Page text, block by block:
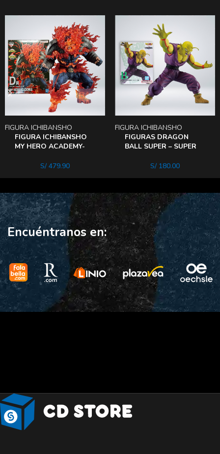
FIGURA ICHIBANSHO
MY HERO ACADEMY-
FIGURA ICHIBANSHO
S/479.90
FIGURAS DRAGON
BALL SUPER – SUPER
FIGURA ICHIBANSHO
S/180.00
Encuéntranos en: